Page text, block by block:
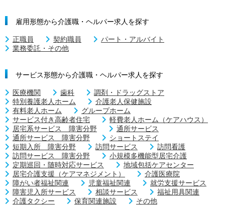
雇用形態から介護職・ヘルパー求人を探す
正職員 契約職員
パート・アルバイト
業務委託・その他
サービス形態から介護職・ヘルパー求人を探す
医療機関 歯科
調剤・ドラッグストア
特別養護老人ホーム
介護老人保健施設
有料老人ホーム
グループホーム
サービス付き高齢者住宅
軽費老人ホーム（ケアハウス）
居宅系サービス 障害分野
通所サービス
通所サービス 障害分野
ショートステイ
短期入所 障害分野
訪問サービス
訪問看護
訪問サービス 障害分野
小規模多機能型居宅介護
定期巡回・随時対応サービス
地域包括ケアセンター
居宅介護支援（ケアマネジメント）
介護医療院
障がい者福祉関連
児童福祉関連
就労支援サービス
障害児入所サービス
相談サービス
福祉用具関連
介護タクシー
保育関連施設 その他